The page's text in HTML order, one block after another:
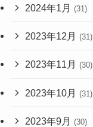
2024年1月 (31)
2023年12月 (31)
2023年11月 (30)
2023年10月 (31)
2023年9月 (30)